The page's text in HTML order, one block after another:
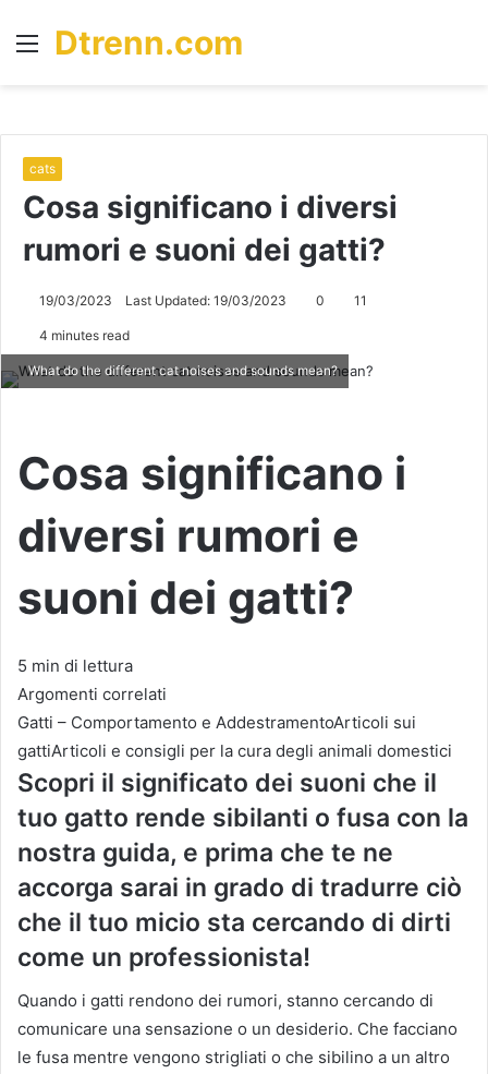
Menu
Dtrenn.com
cats
Cosa significano i diversi
rumori e suoni dei gatti?
19/03/2023 Last Updated: 19/03/2023 0 11
4 minutes read
What do the different cat noises and sounds mean?
Cosa significano i
diversi rumori e
suoni dei gatti?
5 min di lettura
Argomenti correlati
Gatti – Comportamento e AddestramentoArticoli sui
gattiArticoli e consigli per la cura degli animali domestici
Scopri il significato dei suoni che il
tuo gatto rende sibilanti o fusa con la
nostra guida, e prima che te ne
accorga sarai in grado di tradurre ciò
che il tuo micio sta cercando di dirti
come un professionista!
Quando i gatti rendono dei rumori, stanno cercando di
comunicare una sensazione o un desiderio. Che facciano
le fusa mentre vengono strigliati o che sibilino a un altro